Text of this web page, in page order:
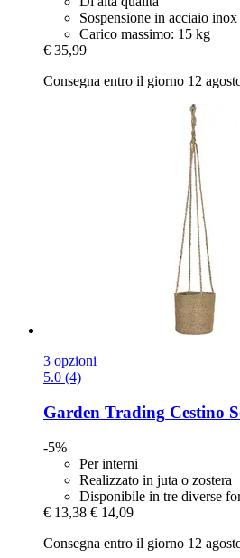
Sospensione in acciaio inox
Carico massimo: 15 kg
€ 35,99
Consegna entro il giorno 12
3 opzioni
5.0 (4)
Garden Trading Cestino
-5%
Per interni
Realizzato in juta o zostera
Disponibile in tre diverse
€ 13,38 € 14,09
Consegna entro il giorno 12